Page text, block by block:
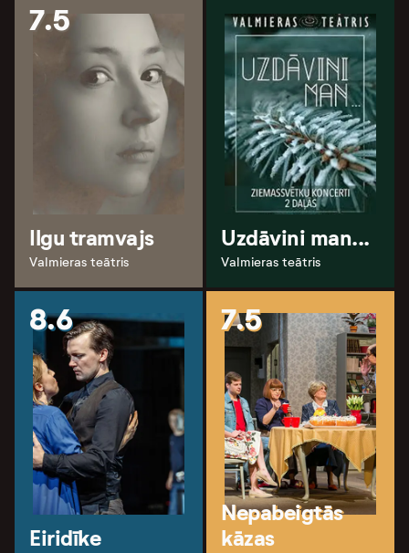
7.5
Ilgu tramvajs
Valmieras teātris
Uzdāvini man...
Valmieras teātris
8.6
Eiridīke
7.5
Nepabeigtās
kāzas